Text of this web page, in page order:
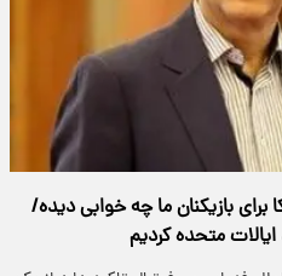
بازیکنان ما چه خوابی دیده/
متحده کردیم